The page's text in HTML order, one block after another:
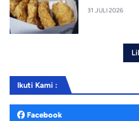
31 JULI 2026
Ikuti Kami :
Facebook